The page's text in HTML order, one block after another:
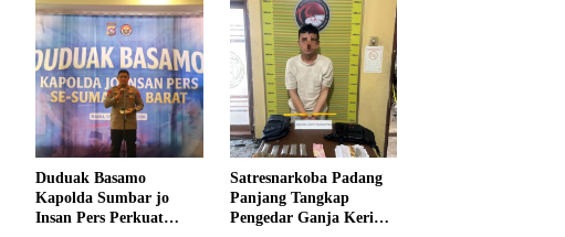
Duduak Basamo
Kapolda Sumbar jo
Insan Pers Perkuat
Satresnarkoba Padang
Panjang Tangkap
Pengedar Ganja Kering,